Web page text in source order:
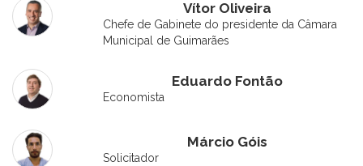
Vítor Oliveira
Chefe de Gabinete do presidente da Câmara
Municipal de Guimarães
Eduardo Fontão
Economista
Márcio Góis
Solicitador